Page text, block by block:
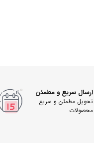
ارسال سریع و مطمئن
تحویل مطمئن و سریع
محصولات